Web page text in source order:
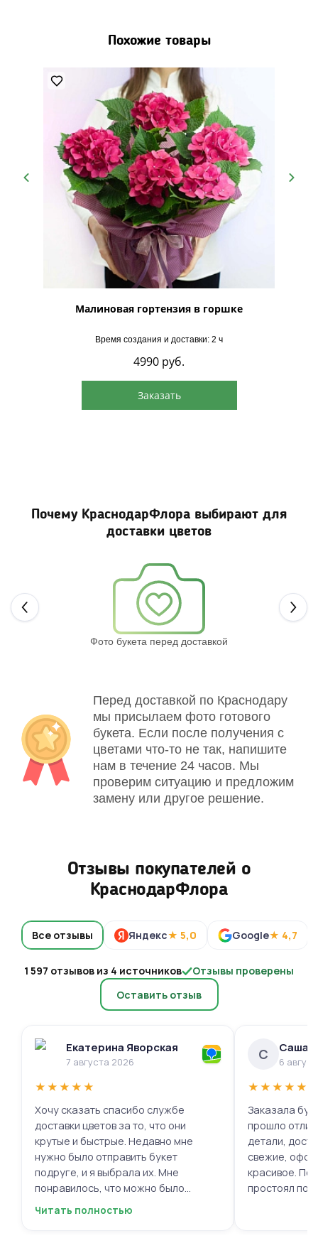
Похожие товары
Малиновая гортензия в горшке
Время создания и доставки: 2 ч
4990 руб.
Заказать
Почему КраснодарФлора выбирают для
доставки цветов
Фото букета перед доставкой
Перед доставкой по Краснодару
мы присылаем фото готового
букета. Если после получения с
цветами что-то не так, напишите
нам в течение 24 часов. Мы
проверим ситуацию и предложим
замену или другое решение.
Отзывы покупателей о
КраснодарФлора
Все отзывы Яндекс★ 5,0 Google★ 4,7
1 597 отзывов из 4 источников
Отзывы проверены
Оставить отзыв
Екатерина Яворская
7 августа 2026
★★★★★
Хочу сказать спасибо службе
доставки цветов за то, что они
крутые и быстрые. Недавно мне
нужно было отправить букет
подруге, и я выбрала их. Мне
понравилось, что можно было
выбрать цветы и оформить заказ
Читать полностью
С Саша
6
★★★★★
Заказала
прошло
детали,
свежие,
красивое.
простоял